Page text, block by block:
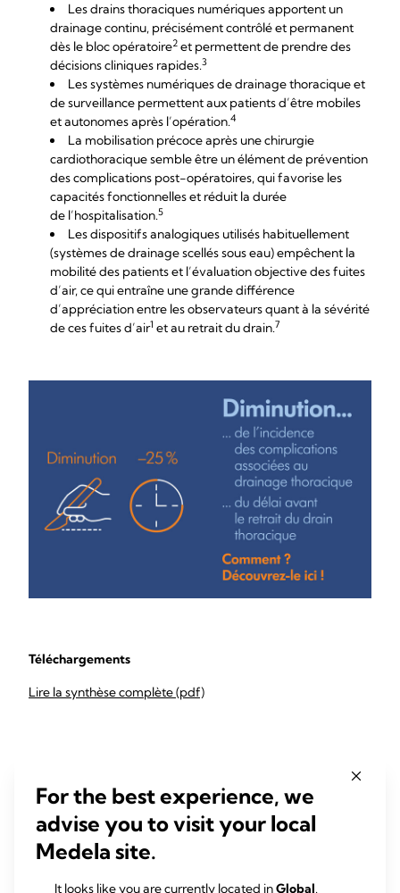
Les drains thoraciques numériques apportent un
drainage continu, précisément contrôlé et permanent
dès le bloc opératoire2 et permettent de prendre des
décisions cliniques rapides.3
Les systèmes numériques de drainage thoracique et
de surveillance permettent aux patients d’être mobiles
et autonomes après l’opération.4
La mobilisation précoce après une chirurgie
cardiothoracique semble être un élément de prévention
des complications post-opératoires, qui favorise les
capacités fonctionnelles et réduit la durée
de l’hospitalisation.5
Les dispositifs analogiques utilisés habituellement
(systèmes de drainage scellés sous eau) empêchent la
mobilité des patients et l’évaluation objective des fuites
d’air, ce qui entraîne une grande différence
d’appréciation entre les observateurs quant à la sévérité
de ces fuites d’air1 et au retrait du drain.7
Téléchargements
Lire la synthèse complète (pdf)
PRODUITS ASSOCIÉS
For the best experience, we
advise you to visit your local
Medela site.
It looks like you are currently located inGlobal.